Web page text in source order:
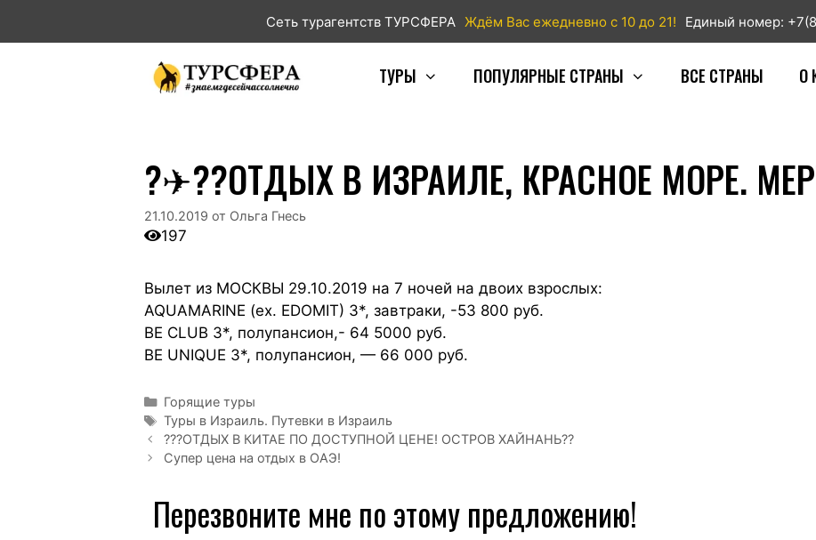
Сеть турагентств ТУРСФЕРА Ждём Вас ежедневно с 10 до 21! Единый номер:
ТУРЫ ПОПУЛЯРНЫЕ СТРАНЫ ВСЕ СТРАНЫ О
?✈??ОТДЫХ В ИЗРАИЛЕ, КРАСНОЕ МОРЕ.
21.10.2019 от Ольга Гнесь
197
Вылет из МОСКВЫ 29.10.2019 на 7 ночей на двоих взрослых:
AQUAMARINE (ex. EDOMIT) 3*, завтраки, -53 800 руб.
BE CLUB 3*, полупансион,- 64 5000 руб.
BE UNIQUE 3*, полупансион, — 66 000 руб.
Горящие туры
Туры в Израиль. Путевки в Израиль
???ОТДЫХ В КИТАЕ ПО ДОСТУПНОЙ ЦЕНЕ! ОСТРОВ ХАЙНАНЬ??
Супер цена на отдых в ОАЭ!
Перезвоните мне по этому предложению!